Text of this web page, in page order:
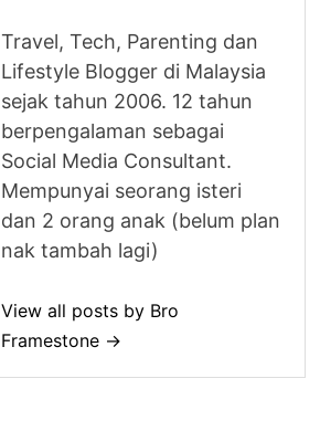
Travel, Tech, Parenting dan
Lifestyle Blogger di Malaysia
sejak tahun 2006. 12 tahun
berpengalaman sebagai
Social Media Consultant.
Mempunyai seorang isteri
dan 2 orang anak (belum plan
nak tambah lagi)
View all posts by Bro
Framestone →